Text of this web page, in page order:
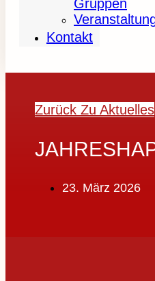
Gruppen
Kontakt
Zurück Zu Aktuelles
23. März 2026